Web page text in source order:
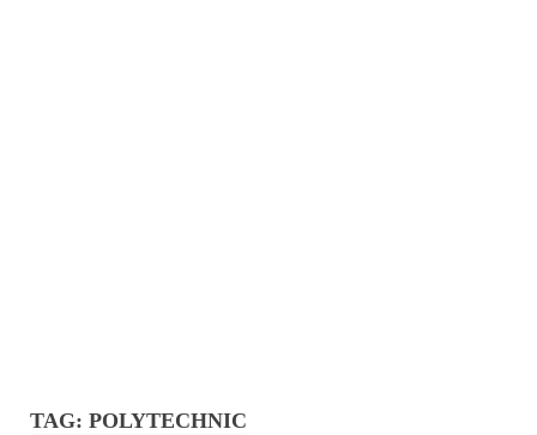
TAG: POLYTECHNIC